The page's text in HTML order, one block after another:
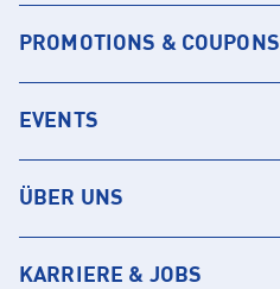
PROMOTIONS & COUPONS
EVENTS
ÜBER UNS
KARRIERE & JOBS